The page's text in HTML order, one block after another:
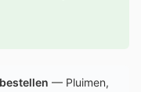
— Pluimen,